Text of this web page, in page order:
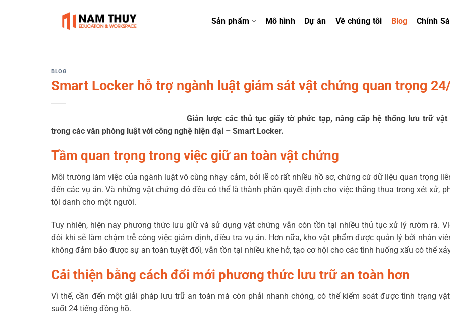
Sản phẩm Mô hình Dự án Về chúng tôi Blog Chính
BLOG
Smart Locker hỗ trợ ngành luật giám sát vật chứng quan trọng
Giản lược các thủ tục giấy tờ phức tạp, nâng cấp hệ thống lưu trữ vật
trong các văn phòng luật với công nghệ hiện đại – Smart Locker.
Tầm quan trọng trong việc giữ an toàn vật chứng
Môi trường làm việc của ngành luật vô cùng nhạy cảm, bởi lẽ có rất nhiều hồ sơ, chứng cứ dữ liệu quan trọng
đến các vụ án. Và những vật chứng đó đều có thể là thành phần quyết định cho việc thắng thua trong xét xử,
tội danh cho một người.
Tuy nhiên, hiện nay phương thức lưu giữ và sử dụng vật chứng vẫn còn tồn tại nhiều thủ tục xử lý rườm rà.
đôi khi sẽ làm chậm trễ công việc giám định, điều tra vụ án. Hơn nữa, kho vật phẩm được quản lý bởi nhân
không đảm bảo được sự an toàn tuyệt đối, vẫn tồn tại nhiều khe hở, tạo cơ hội cho các tình huống xấu có thể
Cải thiện bằng cách đổi mới phương thức lưu trữ an toàn hơn
Vì thế, cần đến một giải pháp lưu trữ an toàn mà còn phải nhanh chóng, có thể kiểm soát được tình trạng
suốt 24 tiếng đồng hồ.